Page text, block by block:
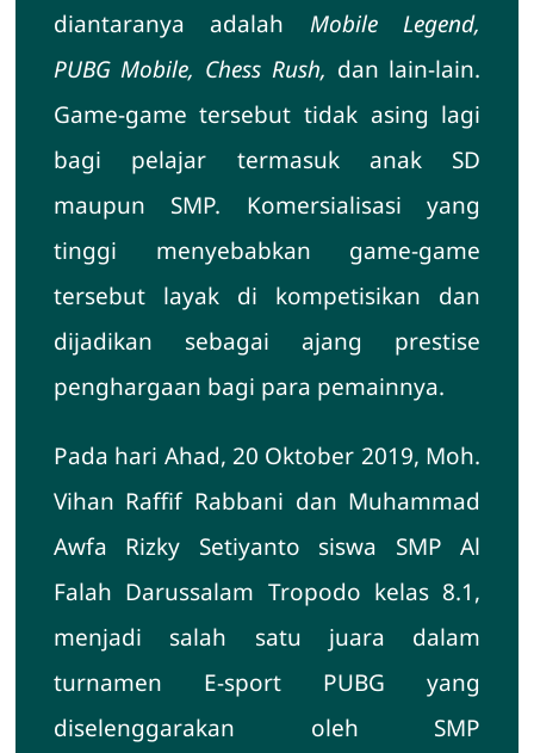
diantaranya adalah Mobile Legend,
PUBG Mobile, Chess Rush, dan lain-lain.
Game-game tersebut tidak asing lagi
bagi pelajar termasuk anak SD
maupun SMP. Komersialisasi yang
tinggi menyebabkan game-game
tersebut layak di kompetisikan dan
dijadikan sebagai ajang prestise
penghargaan bagi para pemainnya.
Pada hari Ahad, 20 Oktober 2019, Moh.
Vihan Raffif Rabbani dan Muhammad
Awfa Rizky Setiyanto siswa SMP Al
Falah Darussalam Tropodo kelas 8.1,
menjadi salah satu juara dalam
turnamen E-sport PUBG yang
diselenggarakan oleh SMP